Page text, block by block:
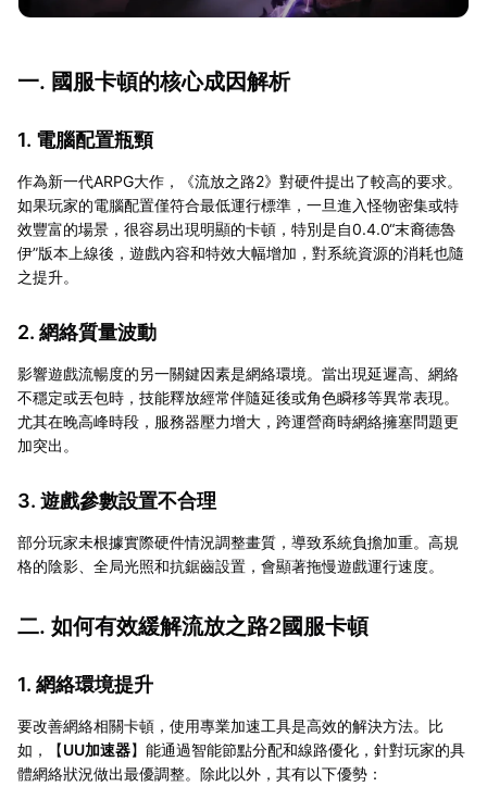
一. 國服卡頓的核心成因解析
1. 電腦配置瓶頸
作為新一代ARPG大作，《流放之路2》對硬件提出了較高的要求。
如果玩家的電腦配置僅符合最低運行標準，一旦進入怪物密集或特
效豐富的場景，很容易出現明顯的卡頓，特別是自0.4.0“末裔德魯
伊”版本上線後，遊戲內容和特效大幅增加，對系統資源的消耗也隨
之提升。
2. 網絡質量波動
影響遊戲流暢度的另一關鍵因素是網絡環境。當出現延遲高、網絡
不穩定或丟包時，技能釋放經常伴隨延後或角色瞬移等異常表現。
尤其在晚高峰時段，服務器壓力增大，跨運營商時網絡擁塞問題更
加突出。
3. 遊戲參數設置不合理
部分玩家未根據實際硬件情況調整畫質，導致系統負擔加重。高規
格的陰影、全局光照和抗鋸齒設置，會顯著拖慢遊戲運行速度。
二. 如何有效緩解流放之路2國服卡頓
1. 網絡環境提升
要改善網絡相關卡頓，使用專業加速工具是高效的解決方法。比
如，【UU加速器】能通過智能節點分配和線路優化，針對玩家的具
體網絡狀況做出最優調整。除此以外，其有以下優勢：